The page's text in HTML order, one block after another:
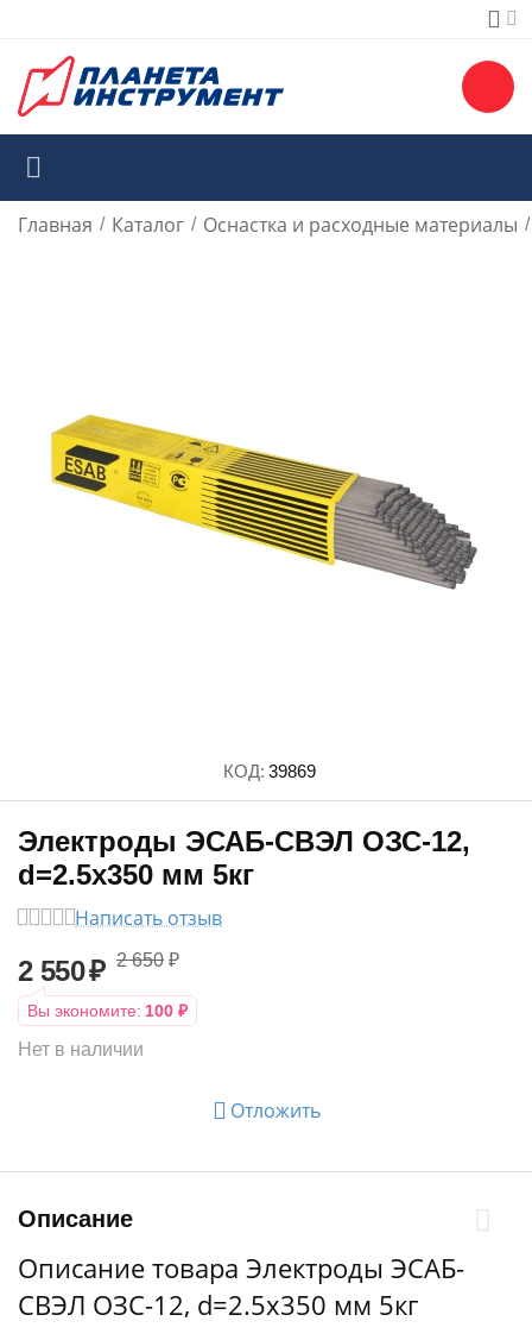
Главная / Каталог / Оснастка и расходные материалы /
КОД: 39869
Электроды ЭСАБ-СВЭЛ ОЗС-12,
d=2.5х350 мм 5кг
Написать отзыв
2 550₽ 2 650 ₽
Вы экономите: 100 ₽
Нет в наличии
Отложить
Описание
Описание товара Электроды ЭСАБ-
СВЭЛ ОЗС-12, d=2.5х350 мм 5кг